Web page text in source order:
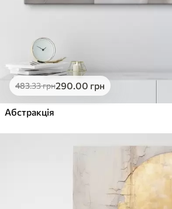
483.33грн290.00 грн
Абстракція